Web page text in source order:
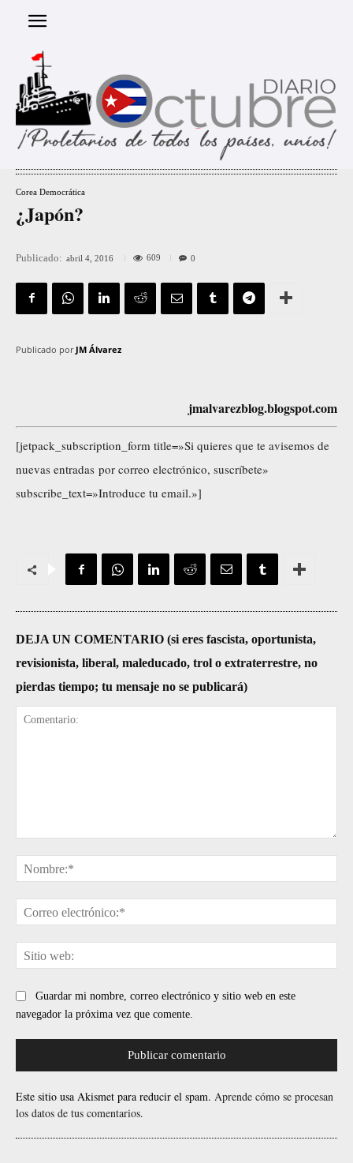
Corea Democrática
¿Japón?
Publicado: abril 4, 2016 609 0
Publicado por JM Álvarez
jmalvarezblog.blogspot.com
[jetpack_subscription_form title=»Si quieres que te avisemos de
nuevas entradas por correo electrónico, suscríbete»
subscribe_text=»Introduce tu email.»]
DEJA UN COMENTARIO (si eres fascista, oportunista,
revisionista, liberal, maleducado, trol o extraterrestre, no
pierdas tiempo; tu mensaje no se publicará)
Guardar mi nombre, correo electrónico y sitio web en este
navegador la próxima vez que comente.
Este sitio usa Akismet para reducir el spam. Aprende cómo se procesan
los datos de tus comentarios.